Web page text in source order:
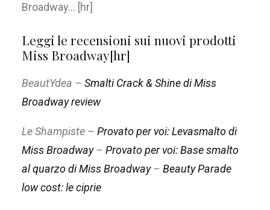
Broadway… [hr]
Leggi le recensioni sui nuovi prodotti
Miss Broadway[hr]
BeautYdea – Smalti Crack & Shine di Miss
Broadway review
Le Shampiste – Provato per voi: Levasmalto di
Miss Broadway– Provato per voi: Base smalto
al quarzo di Miss Broadway– Beauty Parade
low cost: le ciprie